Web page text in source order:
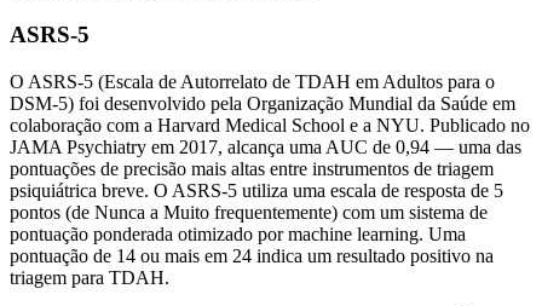
ASRS-5
O ASRS-5 (Escala de Autorrelato de TDAH em Adultos para o
DSM-5) foi desenvolvido pela Organização Mundial da Saúde em
colaboração com a Harvard Medical School e a NYU. Publicado no
JAMA Psychiatry em 2017, alcança uma AUC de 0,94 — uma das
pontuações de precisão mais altas entre instrumentos de triagem
psiquiátrica breve. O ASRS-5 utiliza uma escala de resposta de 5
pontos (de Nunca a Muito frequentemente) com um sistema de
pontuação ponderada otimizado por machine learning. Uma
pontuação de 14 ou mais em 24 indica um resultado positivo na
triagem para TDAH.